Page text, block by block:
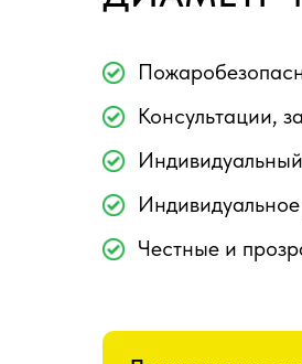
Консультации,
Честные и